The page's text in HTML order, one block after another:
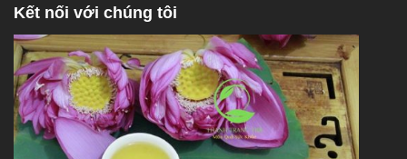
Kết nối với chúng tôi